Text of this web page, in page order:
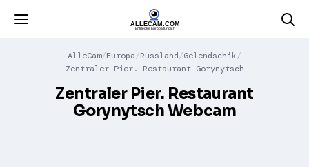
AlleCam Europa Russland Gelendschik
Zentraler Pier. Restaurant Gorynytsch
Zentraler Pier. Restaurant
Gorynytsch Webcam